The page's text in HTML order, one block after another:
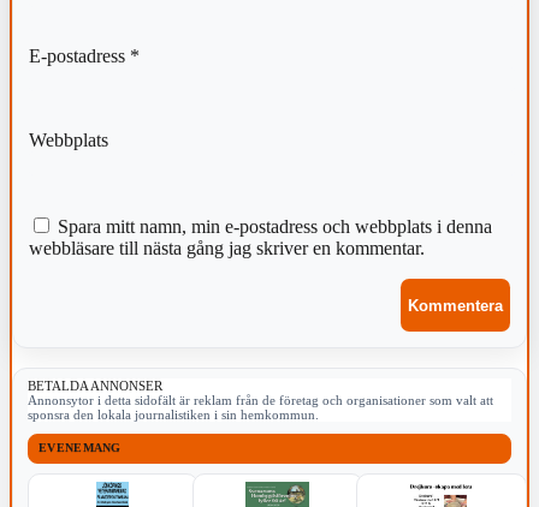
E-postadress *
Webbplats
Spara mitt namn, min e-postadress och webbplats i denna
webbläsare till nästa gång jag skriver en kommentar.
BETALDA ANNONSER
Annonsytor i detta sidofält är reklam från de företag och organisationer som valt att
sponsra den lokala journalistiken i sin hemkommun.
EVENEMANG